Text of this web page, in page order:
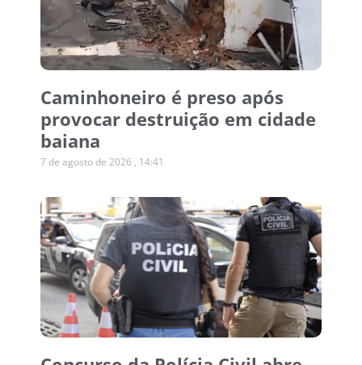
Caminhoneiro é preso após
provocar destruição em cidade
baiana
7 de agosto de 2026 14:41